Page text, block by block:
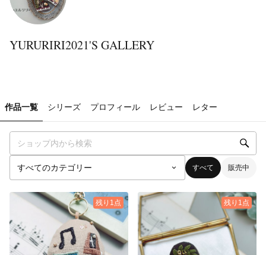
YURURIRI2021'S GALLERY
作品一覧 シリーズ プロフィール レビュー レター
すべて 販売中
残り1点 残り1点